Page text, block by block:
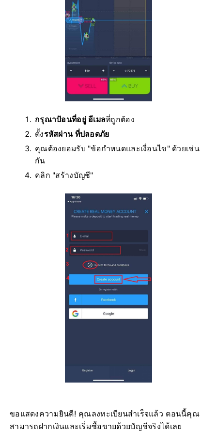
กรุณาป้อนที่อยู่ อีเมลที่ถูกต้อง
ตั้งรหัสผ่าน ที่ปลอดภัย
คุณต้องยอมรับ "ข้อกำหนดและเงื่อนไข" ด้วยเช่น
กัน
คลิก "สร้างบัญชี"
ขอแสดงความยินดี! คุณลงทะเบียนสำเร็จแล้ว ตอนนี้คุณ
สามารถฝากเงินและเริ่มซื้อขายด้วยบัญชีจริงได้เลย